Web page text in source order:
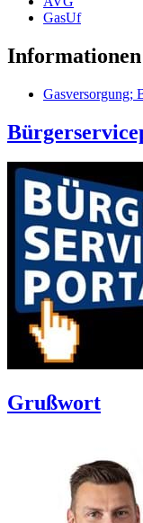
GasUf
Gasversorgung;
Grußwort